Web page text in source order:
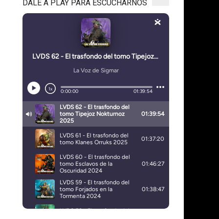
DALE A PLAY PARA ESCUCHARNOS